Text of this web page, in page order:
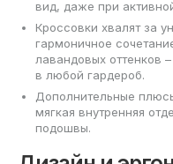
вид, даже при
Кроссовки хвалят за
гармоничное
лавандовых оттенков
в любой гардероб.
Дополнительные
мягкая внутренняя
подошвы.